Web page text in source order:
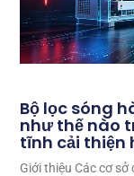
Bộ lọc sóng
như thế nào
tĩnh cải thiện
Giới thiệu Các cơ